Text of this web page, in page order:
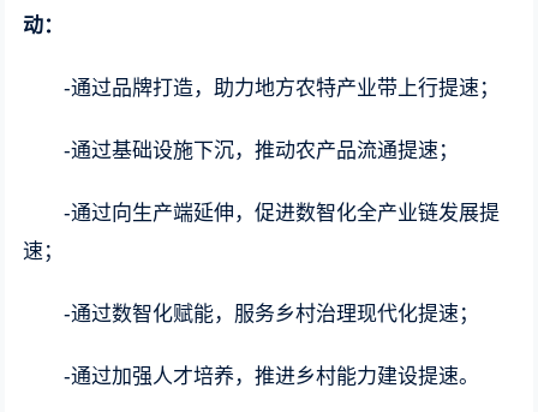
动：
-通过品牌打造，助力地方农特产业带上行提速；
-通过基础设施下沉，推动农产品流通提速；
-通过向生产端延伸，促进数智化全产业链发展提
速；
-通过数智化赋能，服务乡村治理现代化提速；
-通过加强人才培养，推进乡村能力建设提速。